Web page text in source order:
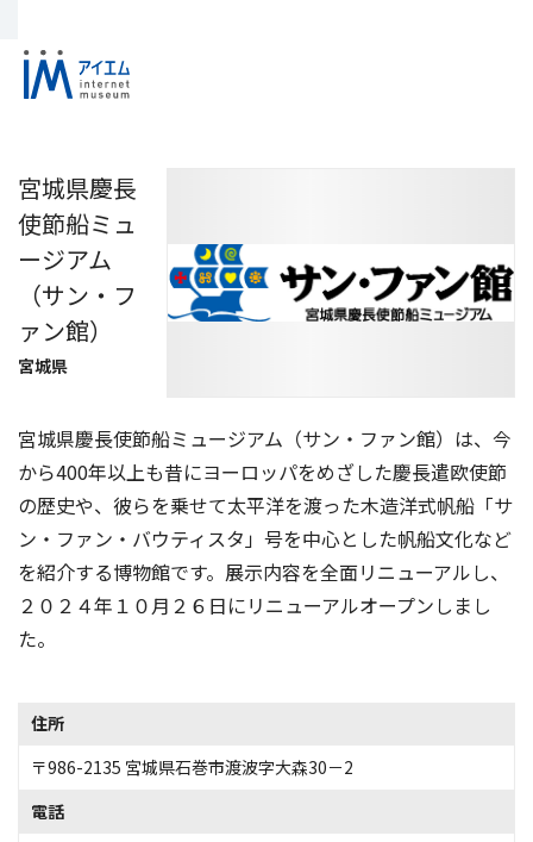
宮城県慶長
使節船ミュ
ージアム
（サン・フ
ァン館）
宮城県
宮城県慶長使節船ミュージアム（サン・ファン館）は、今
から400年以上も昔にヨーロッパをめざした慶長遣欧使節
の歴史や、彼らを乗せて太平洋を渡った木造洋式帆船「サ
ン・ファン・バウティスタ」号を中心とした帆船文化など
を紹介する博物館です。展示内容を全面リニューアルし、
２０２４年１０月２６日にリニューアルオープンしまし
た。
住所
〒986-2135 宮城県石巻市渡波字大森30－2
電話